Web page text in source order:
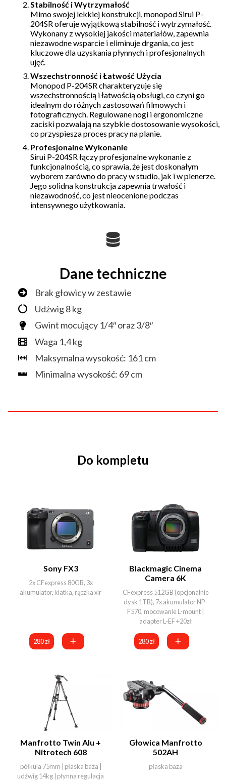
Stabilność i Wytrzymałość
Mimo swojej lekkiej konstrukcji, monopod Sirui P-
204SR oferuje wyjątkową stabilność i wytrzymałość.
Wykonany z wysokiej jakości materiałów, zapewnia
niezawodne wsparcie i eliminuje drgania, co jest
kluczowe dla uzyskania płynnych i profesjonalnych
ujęć.
Wszechstronność i Łatwość Użycia
Monopod P-204SR charakteryzuje się
wszechstronnością i łatwością obsługi, co czyni go
idealnym do różnych zastosowań filmowych i
fotograficznych. Regulowane nogi i ergonomiczne
zaciski pozwalają na szybkie dostosowanie wysokości,
co przyspiesza proces pracy na planie.
Profesjonalne Wykonanie
Sirui P-204SR łączy profesjonalne wykonanie z
funkcjonalnością, co sprawia, że jest doskonałym
wyborem zarówno do pracy w studio, jak i w plenerze.
Jego solidna konstrukcja zapewnia trwałość i
niezawodność, co jest nieocenione podczas
intensywnego użytkowania.
Dane techniczne
Brak głowicy w zestawie
Udźwig 8 kg
Gwint mocujący 1/4″ oraz 3/8″
Waga 1,4 kg
Maksymalna wysokość: 161 cm
Minimalna wysokość: 69 cm
Do kompletu
Sony FX3
2x CFexpress 80GB, 3x
akumulator, klatka, rączka xlr
280 zł
Blackmagic Cinema
Camera 6K
CFexpress 512GB (opcjonalnie
dysk 1TB), 7x akumulator NP-
F570, mocowanie L-mount |
adapter L-EF +20zł
280 zł
Manfrotto Twin Alu +
Nitrotech 608
półkula 75mm | płaska baza |
udźwig 14kg | płynna regulacja
Głowica Manfrotto
502AH
płaska baza